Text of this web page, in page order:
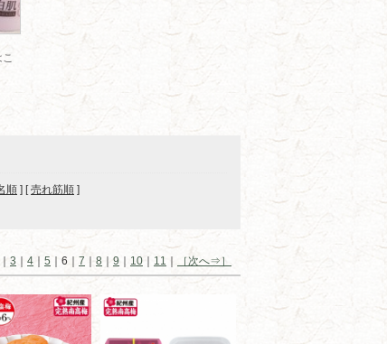
順 ] [売れ筋順 ]
3 4 5 ｜6｜ 7 8 9 10 11 ［次へ⇒］